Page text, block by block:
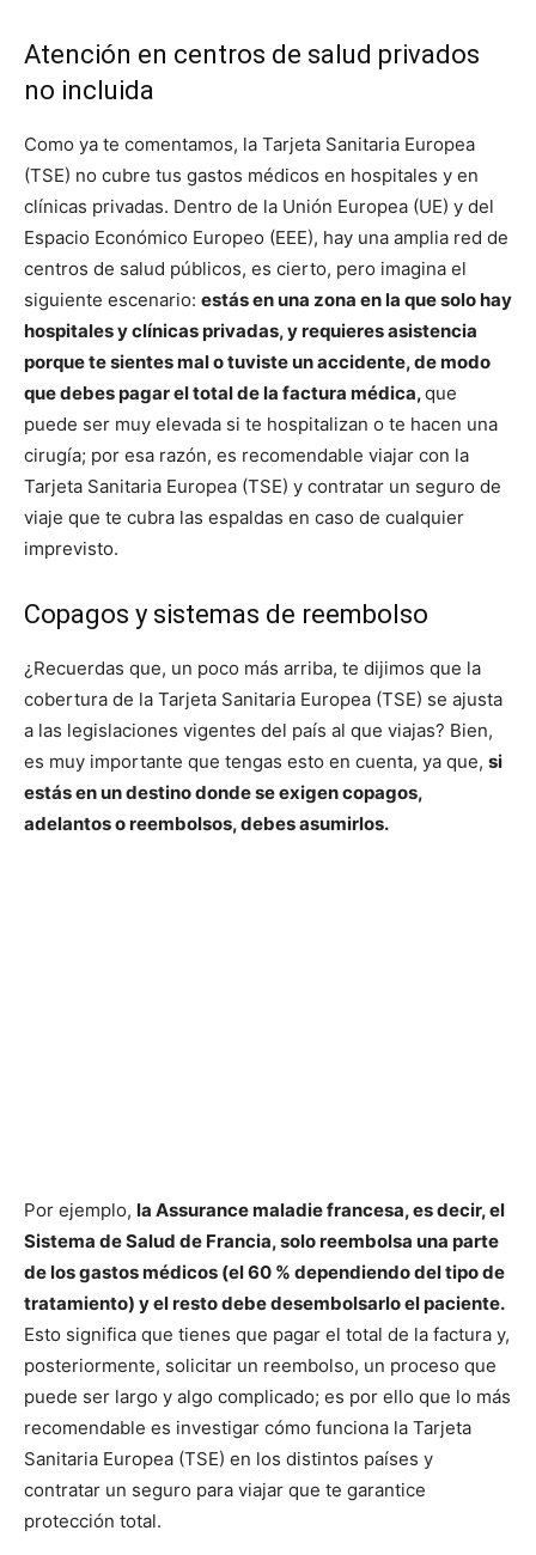
Atención en centros de salud privados
no incluida
Como ya te comentamos, la Tarjeta Sanitaria Europea
(TSE) no cubre tus gastos médicos en hospitales y en
clínicas privadas. Dentro de la Unión Europea (UE) y del
Espacio Económico Europeo (EEE), hay una amplia red de
centros de salud públicos, es cierto, pero imagina el
siguiente escenario: estás en una zona en la que solo hay
hospitales y clínicas privadas, y requieres asistencia
porque te sientes mal o tuviste un accidente, de modo
que debes pagar el total de la factura médica,que
puede ser muy elevada si te hospitalizan o te hacen una
cirugía; por esa razón, es recomendable viajar con la
Tarjeta Sanitaria Europea (TSE) y contratar un seguro de
viaje que te cubra las espaldas en caso de cualquier
imprevisto.
Copagos y sistemas de reembolso
¿Recuerdas que, un poco más arriba, te dijimos que la
cobertura de la Tarjeta Sanitaria Europea (TSE) se ajusta
a las legislaciones vigentes del país al que viajas? Bien,
es muy importante que tengas esto en cuenta, ya que, si
estás en un destino donde se exigen copagos,
adelantos o reembolsos, debes asumirlos.
Por ejemplo, la Assurance maladie francesa, es decir, el
Sistema de Salud de Francia, solo reembolsa una parte
de los gastos médicos (el 60 % dependiendo del tipo de
tratamiento) y el resto debe desembolsarlo el paciente.
Esto significa que tienes que pagar el total de la factura y,
posteriormente, solicitar un reembolso, un proceso que
puede ser largo y algo complicado; es por ello que lo más
recomendable es investigar cómo funciona la Tarjeta
Sanitaria Europea (TSE) en los distintos países y
contratar un seguro para viajar que te garantice
protección total.